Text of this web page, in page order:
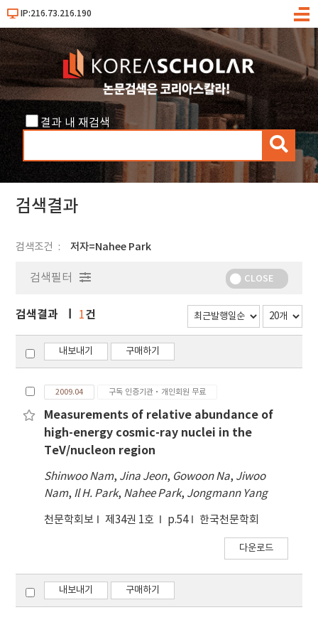
IP:216.73.216.190
메
결과 내 재검색
검
색
검색결과
검색조건 저자=Nahee Park
검색필터 CLOSE
검색결과 1건
내보내기 구매하기
2009.04 구독 인증기관·개인회원 무료
Measurements of relative abundance of
high-energy cosmic-ray nuclei in the
TeV/nucleon region
Shinwoo Nam, Jina Jeon, Gowoon Na, Jiwoo
Nam, Il H. Park, Nahee Park, Jongmann Yang
천문학회보 제34권 1호 p.54 한국천문학회
다운로드
내보내기 구매하기